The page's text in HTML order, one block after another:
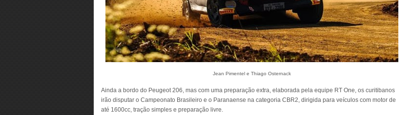
Jean Pimentel e Thiago Osternack
Ainda a bordo do Peugeot 206, mas com uma preparação extra, elaborada pela equipe RT One, os curitibanos
irão disputar o Campeonato Brasileiro e o Paranaense na categoria CBR2, dirigida para veículos com motor de
até 1600cc, tração simples e preparação livre.